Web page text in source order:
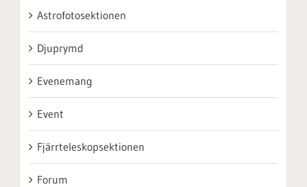
Astrofotosektionen
Djuprymd
Evenemang
Event
Fjärrteleskopsektionen
Forum